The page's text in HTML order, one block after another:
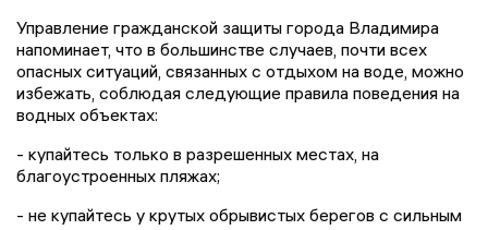
Управление гражданской защиты города Владимира
напоминает, что в большинстве случаев, почти всех
опасных ситуаций, связанных с отдыхом на воде, можно
избежать, соблюдая следующие правила поведения на
водных объектах:
- купайтесь только в разрешенных местах, на
благоустроенных пляжах;
- не купайтесь у крутых обрывистых берегов с сильным